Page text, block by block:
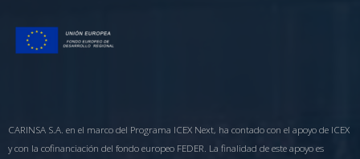
CARINSA S.A. en el marco del Programa ICEX Next, ha contado con el apoyo de ICEX
y con la cofinanciación del fondo europeo FEDER. La finalidad de este apoyo es